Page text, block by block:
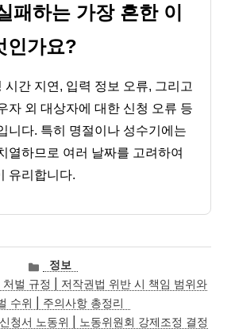
패하는 가장 흔한 이
인가요?
시간 지연, 입력 정보 오류, 그리고
자 외 대상자에 대한 신청 오류 등
니다. 특히 명절이나 성수기에는
열하므로 여러 날짜를 고려하여
유리합니다.
카
테
고
리
정보
처벌 규정 | 저작권법 위반 시 책임 범위와
수위 | 주의사항 총정리
청서 노동위 | 노동위원회 강제조정 결정